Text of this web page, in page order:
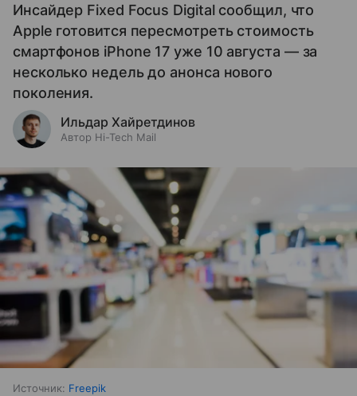
Инсайдер Fixed Focus Digital сообщил, что
Apple готовится пересмотреть стоимость
смартфонов iPhone 17 уже 10 августа — за
несколько недель до анонса нового
поколения.
Ильдар Хайретдинов
Автор Hi-Tech Mail
Источник: Freepik